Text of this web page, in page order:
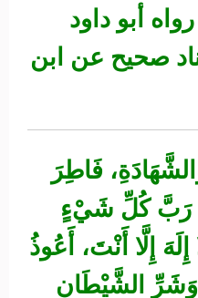
رواه أبو داود
صحيح عن ابن
فَاطِرَ
رَبَّ كُلِّ شَيْءٍ
إِلَّا أَنْتَ، أَعُوذُ
الشَّيْطَانِ